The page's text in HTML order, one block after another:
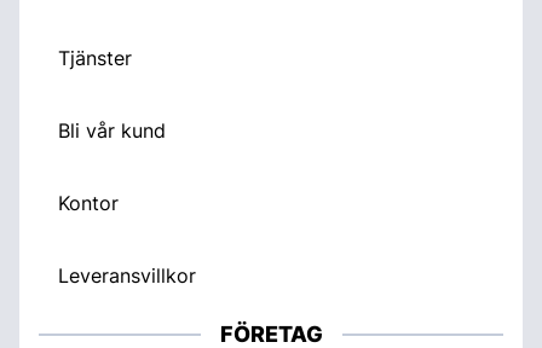
Tjänster
Bli vår kund
Kontor
Leveransvillkor
FÖRETAG